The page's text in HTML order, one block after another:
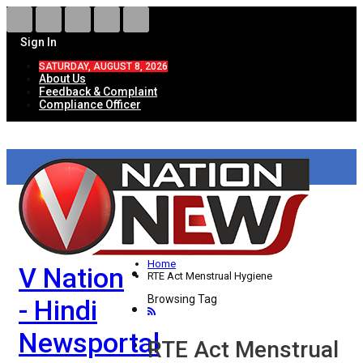
Sign In
SATURDAY, AUGUST 8, 2026
About Us
Feedback & Complaint
Compliance Officer
V Nation
- Hindi
Newsportal
HOME
ताज़ा खबरें
देश
विदेश
राज्य
उत्तर प्रदेश
Home
RTE Act Menstrual Hygiene
Browsing Tag
RTE Act Menstrual